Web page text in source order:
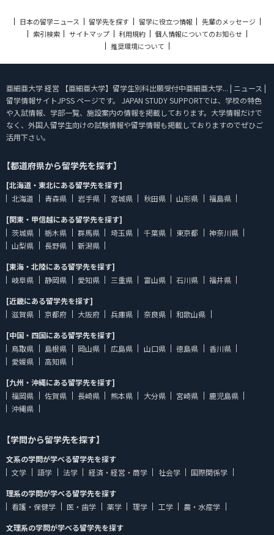
日本の留学ニュース 留学先を探す 留学に役立つ情報
先輩のメッセージ
索引検索
サイトマップ 利用規約
個人情報についてのお知らせ
推奨環境について
亜細亜大学 経営 【亜細亜大学】留学生別科出願受付中亜細亜大学... | ニュース |
留学情報サイトJPSS ページです。 JAPAN STUDY SUPPORTでは、学校の特色
や入試情報、学部一覧、施設案内の情報を掲載しております。大学情報だけで
なく、外国人留学生向けの試験情報や留学情報も掲載しておりますのでぜひご
活用下さい。
【都道府県から留学先を探す】
[北海道・東北にある留学先を探す]
北海道
青森県 岩手県 宮城県 秋田県 山形県
福島県
[関東・甲信越にある留学先を探す]
茨城県
栃木県 群馬県 埼玉県 千葉県 東京都
神奈川県
山梨県
長野県
新潟県
[東海・北陸にある留学先を探す]
岐阜県
静岡県 愛知県 三重県 富山県 石川県
福井県
[近畿にある留学先を探す]
滋賀県
京都府 大阪府 兵庫県 奈良県
和歌山県
[中国・四国にある留学先を探す]
鳥取県
島根県 岡山県 広島県 山口県 徳島県
香川県
愛媛県
高知県
[九州・沖縄にある留学先を探す]
福岡県
佐賀県 長崎県 熊本県 大分県 宮崎県
鹿児島県
沖縄県
【学問から留学先を探す】
文系の学問が学べる留学先を探す
文学
語学 法学 経済・経営・商学 社会学
国際関係学
理系の学問が学べる留学先を探す
看護・保健学
医・歯学 薬学 理学 工学
農・水産学
文理系の学問が学べる留学先を探す